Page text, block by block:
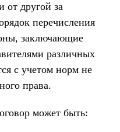
от другой за
перечисления
заключающие
различных
с учетом норм не
права.
может быть: